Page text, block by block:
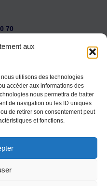
aux
utilisons des technologies
accéder aux informations des
nous permettra de traiter
de navigation ou les ID uniques
de retirer son consentement peut
et fonctions.
70
et Santé